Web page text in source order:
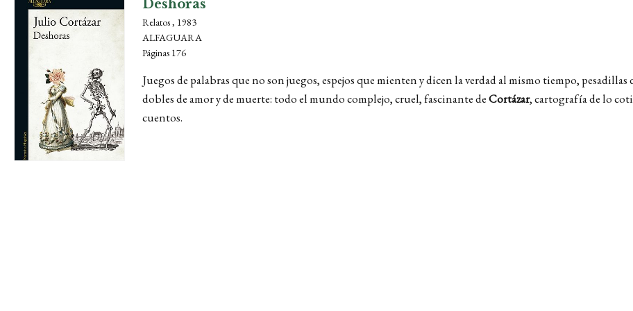
Deshoras
Relatos , 1983
ALFAGUARA
Páginas 176
Juegos de palabras que no son juegos, espejos que mienten y dicen la verdad al mismo tiempo,
dobles de amor y de muerte: todo el mundo complejo, cruel, fascinante deCortázar, cartografía de lo
cuentos.